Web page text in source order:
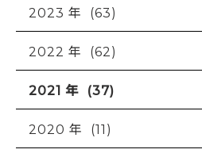
2023 年 (63)
2022 年 (62)
2021 年 (37)
2020 年 (11)